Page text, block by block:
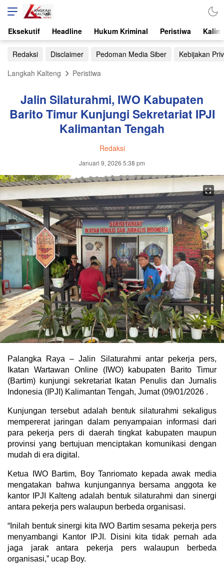
Eksekutif Headline Hukum Kriminal Peristiwa
Redaksi Disclaimer Pedoman Media Siber
Kebijakan
Langkah Kalteng
Peristiwa
Jalin Silaturahmi, IWO Kabupaten
Barito Timur Kunjungi Sekretariat IPJI
Kalimantan Tengah
Redaksi
Januari 9, 2026 5:38 pm
Palangka Raya – Jalin Silaturahmi antar pekerja pers,
Ikatan Wartawan Online (IWO) kabupaten Barito Timur
(Bartim) kunjungi sekretariat Ikatan Penulis dan Jurnalis
Indonesia (IPJI) Kalimantan Tengah, Jumat (09/01/2026 .
Kunjungan tersebut adalah bentuk silaturahmi sekaligus
mempererat jaringan dalam penyampaian informasi dari
para pekerja pers di daerah tingkat kabupaten maupun
provinsi yang bertujuan menciptakan komunikasi dengan
mudah di era digital.
Ketua IWO Bartim, Boy Tanriomato kepada awak media
mengatakan bahwa kunjungannya bersama anggota ke
kantor IPJI Kalteng adalah bentuk silaturahmi dan sinergi
antara pekerja pers walaupun berbeda organisasi.
“Inilah bentuk sinergi kita IWO Bartim sesama pekerja pers
menyambangi Kantor IPJI. Disini kita tidak pernah ada
jaga jarak antara pekerja pers walaupun berbeda
organisasi,” ucap Boy.